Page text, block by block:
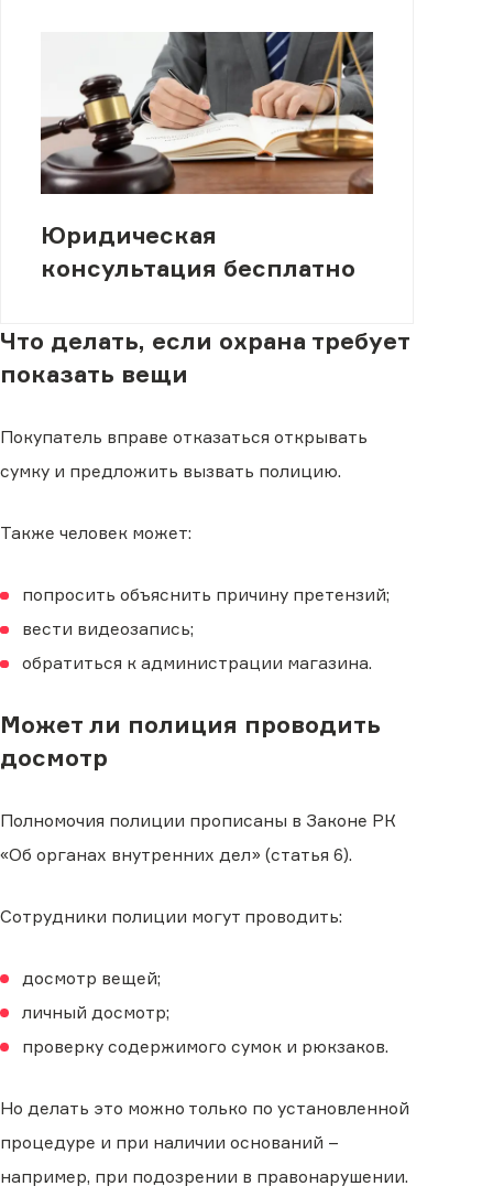
Юридическая
консультация бесплатно
Что делать, если охрана требует
показать вещи
Покупатель вправе отказаться открывать
сумку и предложить вызвать полицию.
Также человек может:
попросить объяснить причину претензий;
вести видеозапись;
обратиться к администрации магазина.
Может ли полиция проводить
досмотр
Полномочия полиции прописаны в Законе РК
«Об органах внутренних дел» (статья 6).
Сотрудники полиции могут проводить:
досмотр вещей;
личный досмотр;
проверку содержимого сумок и рюкзаков.
Но делать это можно только по установленной
процедуре и при наличии оснований –
например, при подозрении в правонарушении.